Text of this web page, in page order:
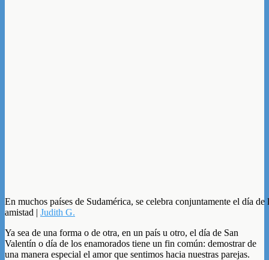
En muchos países de Sudamérica, se celebra conjuntamente el día de
amistad | Judith G.
Ya sea de una forma o de otra, en un país u otro, el día de San
Valentín o día de los enamorados tiene un fin común: demostrar de
una manera especial el amor que sentimos hacia nuestras parejas.